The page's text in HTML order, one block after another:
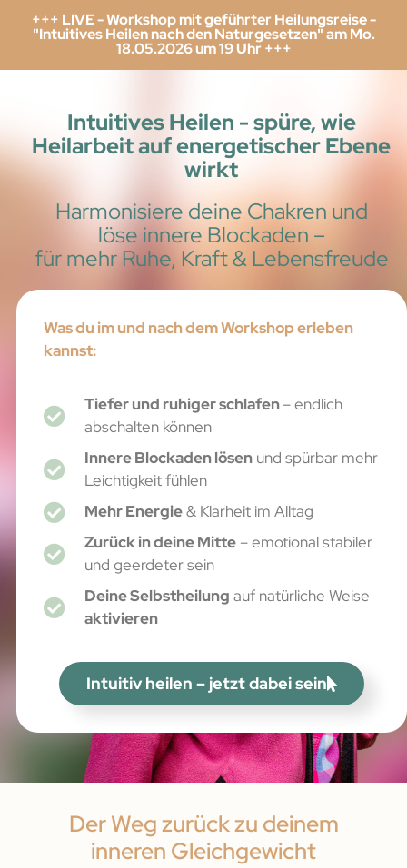
+++ LIVE - Workshop mit geführter Heilungsreise -
"Intuitives Heilen nach den Naturgesetzen" am Mo.
18.05.2026 um 19 Uhr +++
Intuitives Heilen - spüre, wie
Heilarbeit auf energetischer Ebene
wirkt
Harmonisiere deine Chakren und
löse innere Blockaden –
für mehr Ruhe, Kraft & Lebensfreude
Was du im und nach dem Workshop erleben
kannst:
Tiefer und ruhiger schlafen– endlich
abschalten können
Innere Blockaden lösenund spürbar mehr
Leichtigkeit fühlen
Mehr Energie& Klarheit im Alltag
Zurück in deine Mitte– emotional stabiler
und geerdeter sein
Deine Selbstheilung auf natürliche Weise
aktivieren
Intuitiv heilen – jetzt dabei sein
Der Weg zurück zu deinem
inneren Gleichgewicht